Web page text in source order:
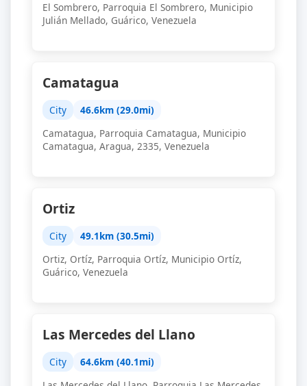
El Sombrero, Parroquia El Sombrero, Municipio
Julián Mellado, Guárico, Venezuela
Camatagua
City
46.6km (29.0mi)
Camatagua, Parroquia Camatagua, Municipio
Camatagua, Aragua, 2335, Venezuela
Ortiz
City
49.1km (30.5mi)
Ortiz, Ortíz, Parroquia Ortíz, Municipio Ortíz,
Guárico, Venezuela
Las Mercedes del Llano
City
64.6km (40.1mi)